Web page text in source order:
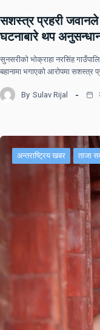
सशस्त्र प्रहरी जवानले
घटनाबारे थप
सुनसरीको भोक्राहा नरसिंह
बहानामा भगाएको आरोपमा सशस्त्र
By Sulav Rijal
अन्तराष्ट्रिय खबर ताजा